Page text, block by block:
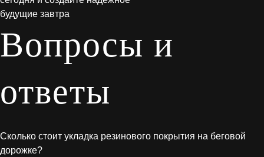
будущие завтра
Вопросы и
ответы
Сколько стоит укладка резинового покрытия на беговой
дорожке?